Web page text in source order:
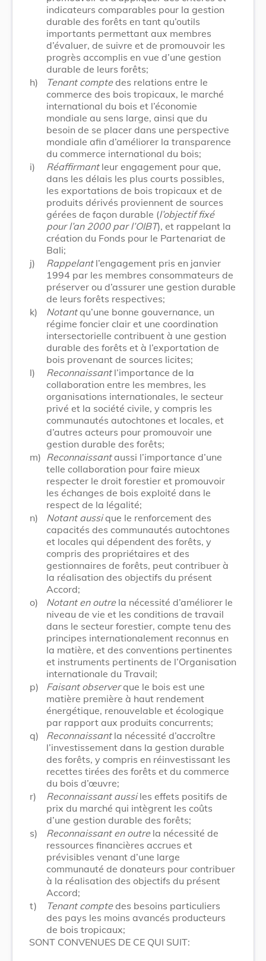
indicateurs comparables pour la gestion
durable des forêts en tant qu’outils
importants permettant aux membres
d’évaluer, de suivre et de promouvoir les
progrès accomplis en vue d’une gestion
durable de leurs forêts;
h)
Tenant comptedes relations entre le
commerce des bois tropicaux, le marché
international du bois et l’économie
mondiale au sens large, ainsi que du
besoin de se placer dans une perspective
mondiale afin d’améliorer la transparence
du commerce international du bois;
i)
Réaffirmantleur engagement pour que,
dans les délais les plus courts possibles,
les exportations de bois tropicaux et de
produits dérivés proviennent de sources
gérées de façon durable (l’objectif fixé
pour l’an 2000 par l’OIBT), et rappelant la
création du Fonds pour le Partenariat de
Bali;
j)
Rappelantl’engagement pris en janvier
1994 par les membres consommateurs de
préserver ou d’assurer une gestion durable
de leurs forêts respectives;
k)
Notantqu’une bonne gouvernance, un
régime foncier clair et une coordination
intersectorielle contribuent à une gestion
durable des forêts et à l’exportation de
bois provenant de sources licites;
l)
Reconnaissantl’importance de la
collaboration entre les membres, les
organisations internationales, le secteur
privé et la société civile, y compris les
communautés autochtones et locales, et
d’autres acteurs pour promouvoir une
gestion durable des forêts;
m) Reconnaissantaussi l’importance d’une
telle collaboration pour faire mieux
respecter le droit forestier et promouvoir
les échanges de bois exploité dans le
respect de la légalité;
n)
Notant aussique le renforcement des
capacités des communautés autochtones
et locales qui dépendent des forêts, y
compris des propriétaires et des
gestionnaires de forêts, peut contribuer à
la réalisation des objectifs du présent
Accord;
o)
Notant en outrela nécessité d’améliorer le
niveau de vie et les conditions de travail
dans le secteur forestier, compte tenu des
principes internationalement reconnus en
la matière, et des conventions pertinentes
et instruments pertinents de l’Organisation
internationale du Travail;
p)
Faisant observerque le bois est une
matière première à haut rendement
énergétique, renouvelable et écologique
par rapport aux produits concurrents;
q)
Reconnaissantla nécessité d’accroître
l’investissement dans la gestion durable
des forêts, y compris en réinvestissant les
recettes tirées des forêts et du commerce
du bois d’œuvre;
r)
Reconnaissant aussiles effets positifs de
prix du marché qui intègrent les coûts
d’une gestion durable des forêts;
s)
Reconnaissant en outrela nécessité de
ressources financières accrues et
prévisibles venant d’une large
communauté de donateurs pour contribuer
à la réalisation des objectifs du présent
Accord;
t)
Tenant comptedes besoins particuliers
des pays les moins avancés producteurs
de bois tropicaux;
SONT CONVENUES DE CE QUI SUIT: